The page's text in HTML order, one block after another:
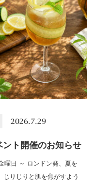
2026.7.29
ント開催のお知らせ
曜日 ～ ロンドン発、夏を
りじりと肌を焦がすよう